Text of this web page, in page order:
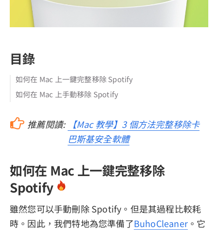
目錄
如何在 Mac 上一鍵完整移除 Spotify
如何在 Mac 上手動移除 Spotify
推薦閱讀:
【Mac 教學】3 個方法完整移除卡
巴斯基安全軟體
如何在 Mac 上一鍵完整移除
Spotify
雖然您可以手動刪除 Spotify。但是其過程比較耗
時。因此，我們特地為您準備了BuhoCleaner 。它